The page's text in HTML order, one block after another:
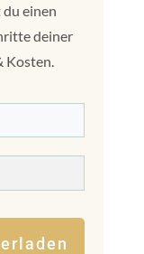
einen
deiner
Kosten.